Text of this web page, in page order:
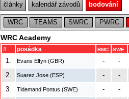
články kalendář závodů bodování
WRC TEAMS SWRC PWRC
WRC Academy
# posádka RMC SWE
1. Evans Elfyn (GBR) -
-
2.
Suarez Jose (ESP) -
-
3.
Tidemand Pontus (SWE) -
-